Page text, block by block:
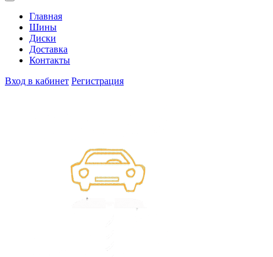
Главная
Шины
Диски
Доставка
Контакты
Вход в кабинет Регистрация